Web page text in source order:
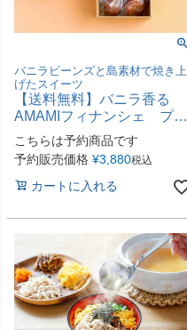
バニラビーンズと島素材で焼き上
げたスイーツ
【送料無料】バニラ香る
AMAMIフィナンシェ プレ
ーン＆島バナナ
こちらは予約商品です
予約販売価格 ¥3,880税込
カートに入れる